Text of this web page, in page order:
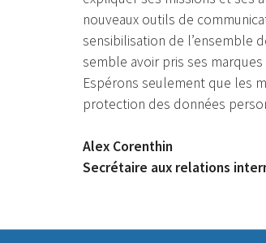
nouveaux outils de
sensibilisation de l’ensemble
semble avoir pris ses
Espérons seulement que les
protection des données
Alex Corenthin
Secrétaire aux relations